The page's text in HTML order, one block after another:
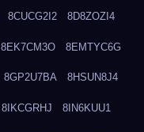
8CUCG2I2 8D8ZOZI4
8EK7CM3O 8EMTYC6G
8GP2U7BA 8HSUN8J4
8IKCGRHJ 8IN6KUU1